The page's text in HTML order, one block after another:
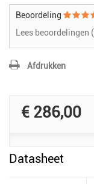
Beoordeling
Lees beoordelingen (
Afdrukken
€ 286,00
Datasheet